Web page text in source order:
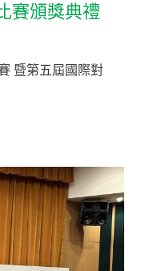
賽頒獎典禮
暨第五屆國際對